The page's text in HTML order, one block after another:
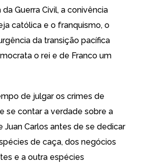
Guerra Civil, a conivência
católica e o franquismo, o
da transição pacífica
o rei e de Franco um
de julgar os crimes de
se contar a verdade sobre a
Juan Carlos antes de se dedicar
de caça, dos negócios
e a outra espécies